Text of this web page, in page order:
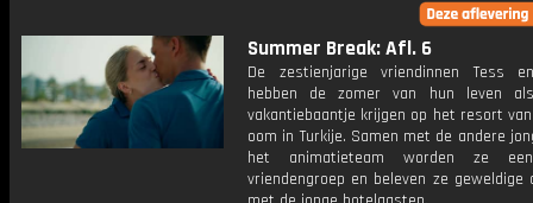
Summer Break: Afl. 6
De zestienjarige vriendinnen Tess
hebben de zomer van hun leven
vakantiebaantje krijgen op het resort
oom in Turkije. Samen met de andere
het animatieteam worden ze
vriendengroep en beleven ze geweldige